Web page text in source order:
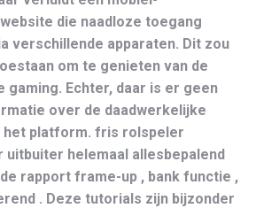
die naadloze toegang
verschillende apparaten. Dit zou
​​om te genieten van de
gaming. Echter, daar is er geen
over de daadwerkelijke
het platform. fris rolspeler
uitbuiter helemaal allesbepalend
rapport frame-up , bank functie ,
. Deze tutorials zijn bijzonder